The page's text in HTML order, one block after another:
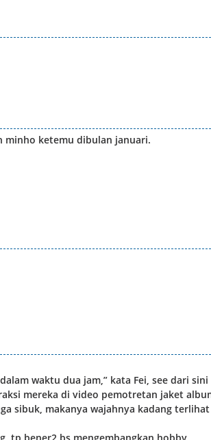
minho ketemu dibulan januari.
waktu dua jam,” kata Fei, see dari sini
mereka di video pemotretan jaket
sibuk, makanya wajahnya kadang terlihat